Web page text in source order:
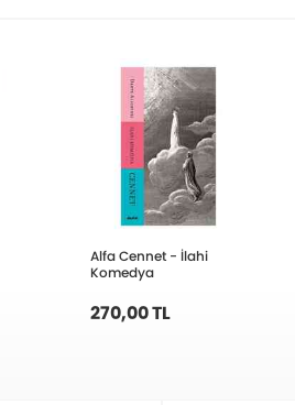
Alfa Cennet - İlahi
Komedya
270,00 TL